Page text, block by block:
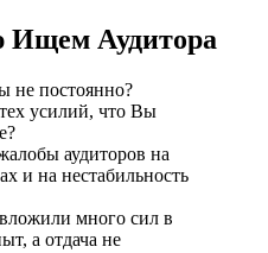
Ищем Аудитора
не постоянно?
усилий, что Вы
аудиторов на
и на нестабильность
много сил в
а отдача не